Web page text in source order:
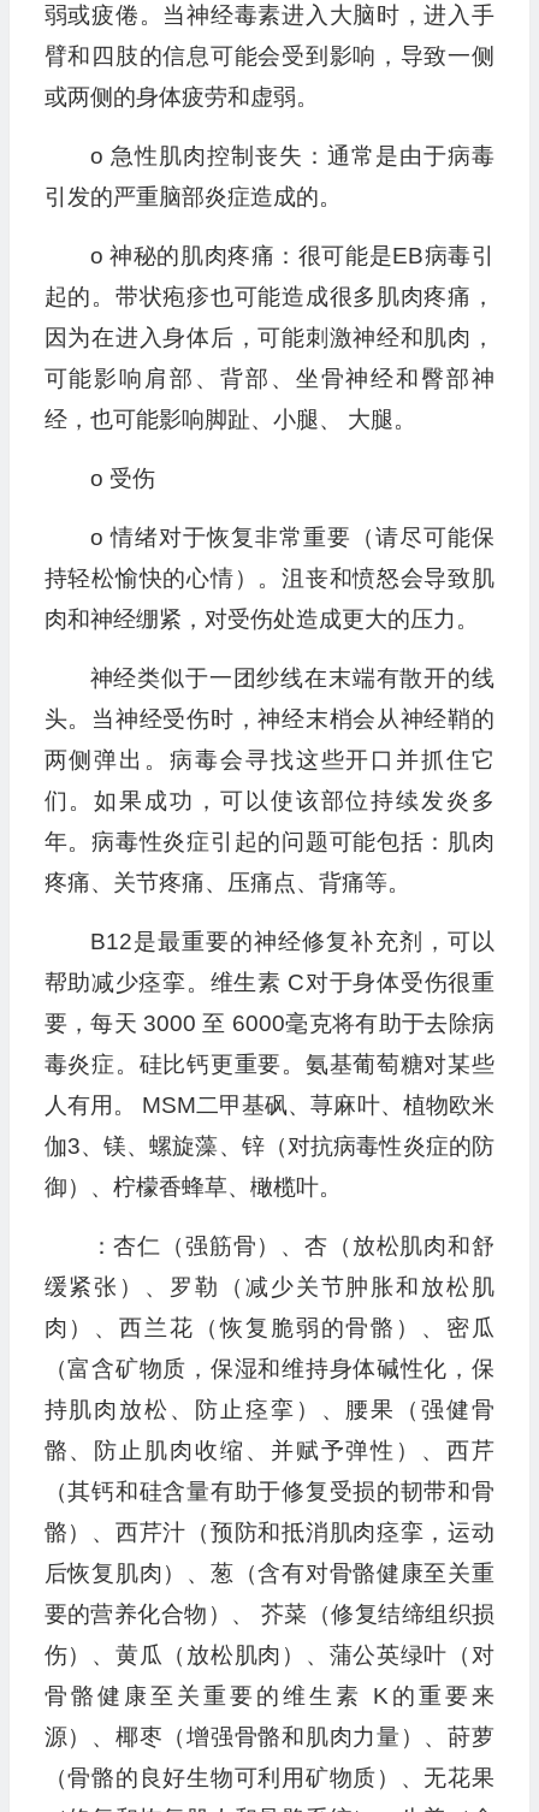
弱或疲倦。当神经毒素进入大脑时，进入手
臂和四肢的信息可能会受到影响，导致一侧
或两侧的身体疲劳和虚弱。
o 急性肌肉控制丧失：通常是由于病毒
引发的严重脑部炎症造成的。
o 神秘的肌肉疼痛：很可能是EB病毒引
起的。带状疱疹也可能造成很多肌肉疼痛，
因为在进入身体后，可能刺激神经和肌肉，
可能影响肩部、背部、坐骨神经和臀部神
经，也可能影响脚趾、小腿、 大腿。
o 受伤
o 情绪对于恢复非常重要（请尽可能保
持轻松愉快的心情）。沮丧和愤怒会导致肌
肉和神经绷紧，对受伤处造成更大的压力。
神经类似于一团纱线在末端有散开的线
头。当神经受伤时，神经末梢会从神经鞘的
两侧弹出。病毒会寻找这些开口并抓住它
们。如果成功，可以使该部位持续发炎多
年。病毒性炎症引起的问题可能包括：肌肉
疼痛、关节疼痛、压痛点、背痛等。
B12是最重要的神经修复补充剂，可以
帮助减少痉挛。维生素 C对于身体受伤很重
要，每天 3000 至 6000毫克将有助于去除病
毒炎症。硅比钙更重要。氨基葡萄糖对某些
人有用。 MSM二甲基砜、荨麻叶、植物欧米
伽3、镁、螺旋藻、锌（对抗病毒性炎症的防
御）、柠檬香蜂草、橄榄叶。
：杏仁（强筋骨）、杏（放松肌肉和舒
缓紧张）、罗勒（减少关节肿胀和放松肌
肉）、西兰花（恢复脆弱的骨骼）、密瓜
（富含矿物质，保湿和维持身体碱性化，保
持肌肉放松、防止痉挛）、腰果（强健骨
骼、防止肌肉收缩、并赋予弹性）、西芹
（其钙和硅含量有助于修复受损的韧带和骨
骼）、西芹汁（预防和抵消肌肉痉挛，运动
后恢复肌肉）、葱（含有对骨骼健康至关重
要的营养化合物）、 芥菜（修复结缔组织损
伤）、黄瓜（放松肌肉）、蒲公英绿叶（对
骨骼健康至关重要的维生素 K的重要来
源）、椰枣（增强骨骼和肌肉力量）、莳萝
（骨骼的良好生物可利用矿物质）、无花果